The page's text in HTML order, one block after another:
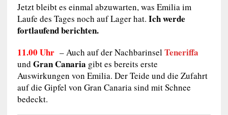
Jetzt bleibt es einmal abzuwarten, was Emilia im
Laufe des Tages noch auf Lager hat. Ich werde
fortlaufend berichten.
11.00 Uhr – Auch auf der NachbarinselTeneriffa
und Gran Canaria gibt es bereits erste
Auswirkungen von Emilia. Der Teide und die Zufahrt
auf die Gipfel von Gran Canaria sind mit Schnee
bedeckt.